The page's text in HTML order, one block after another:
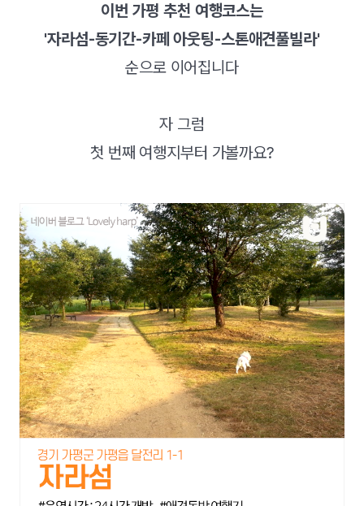
이번 가평 추천 여행코스는
'자라섬-동기간-카페 아웃팅-스톤애견풀빌라'
순으로 이어집니다
자 그럼
첫 번째 여행지부터 가볼까요?